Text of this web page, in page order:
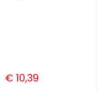
€ 10,39